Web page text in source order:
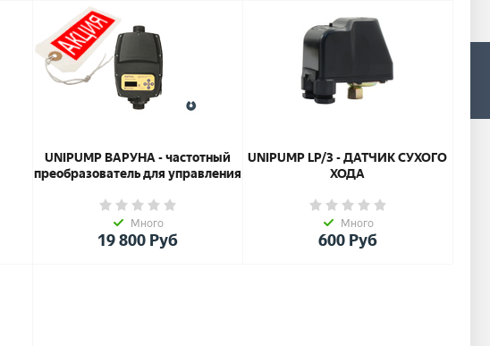
UNIPUMP ВАРУНА - частотный
преобразователь для управления
Много
19 800Руб
UNIPUMP LP/3 - ДАТЧИК СУХОГО
ХОДА
Много
600Руб